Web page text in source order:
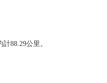
88.29公里。